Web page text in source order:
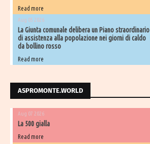
Read more
Aug 05 2026
La Giunta comunale delibera un Piano straordinario
di assistenza alla popolazione nei giorni di caldo
da bollino rosso
Read more
ASPROMONTE.WORLD
Aug 07 2026
La 500 gialla
Read more